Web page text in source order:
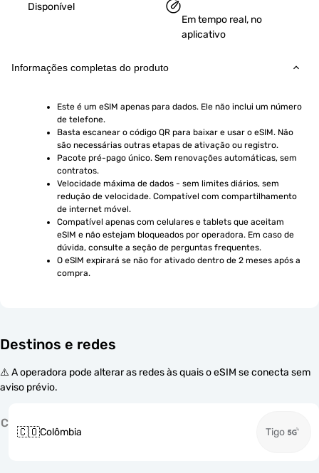
Disponível
Em tempo real, no
aplicativo
Informações completas do produto
Este é um eSIM apenas para dados. Ele não inclui um número
de telefone.
Basta escanear o código QR para baixar e usar o eSIM. Não
são necessárias outras etapas de ativação ou registro.
Pacote pré-pago único. Sem renovações automáticas, sem
contratos.
Velocidade máxima de dados - sem limites diários, sem
redução de velocidade. Compatível com compartilhamento
de internet móvel.
Compatível apenas com celulares e tablets que aceitam
eSIM e não estejam bloqueados por operadora. Em caso de
dúvida, consulte a seção de perguntas frequentes.
O eSIM expirará se não for ativado dentro de 2 meses após a
compra.
Destinos e redes
⚠️ A operadora pode alterar as redes às quais o eSIM se conecta sem
aviso prévio.
C
🇨🇴Colômbia Tigo